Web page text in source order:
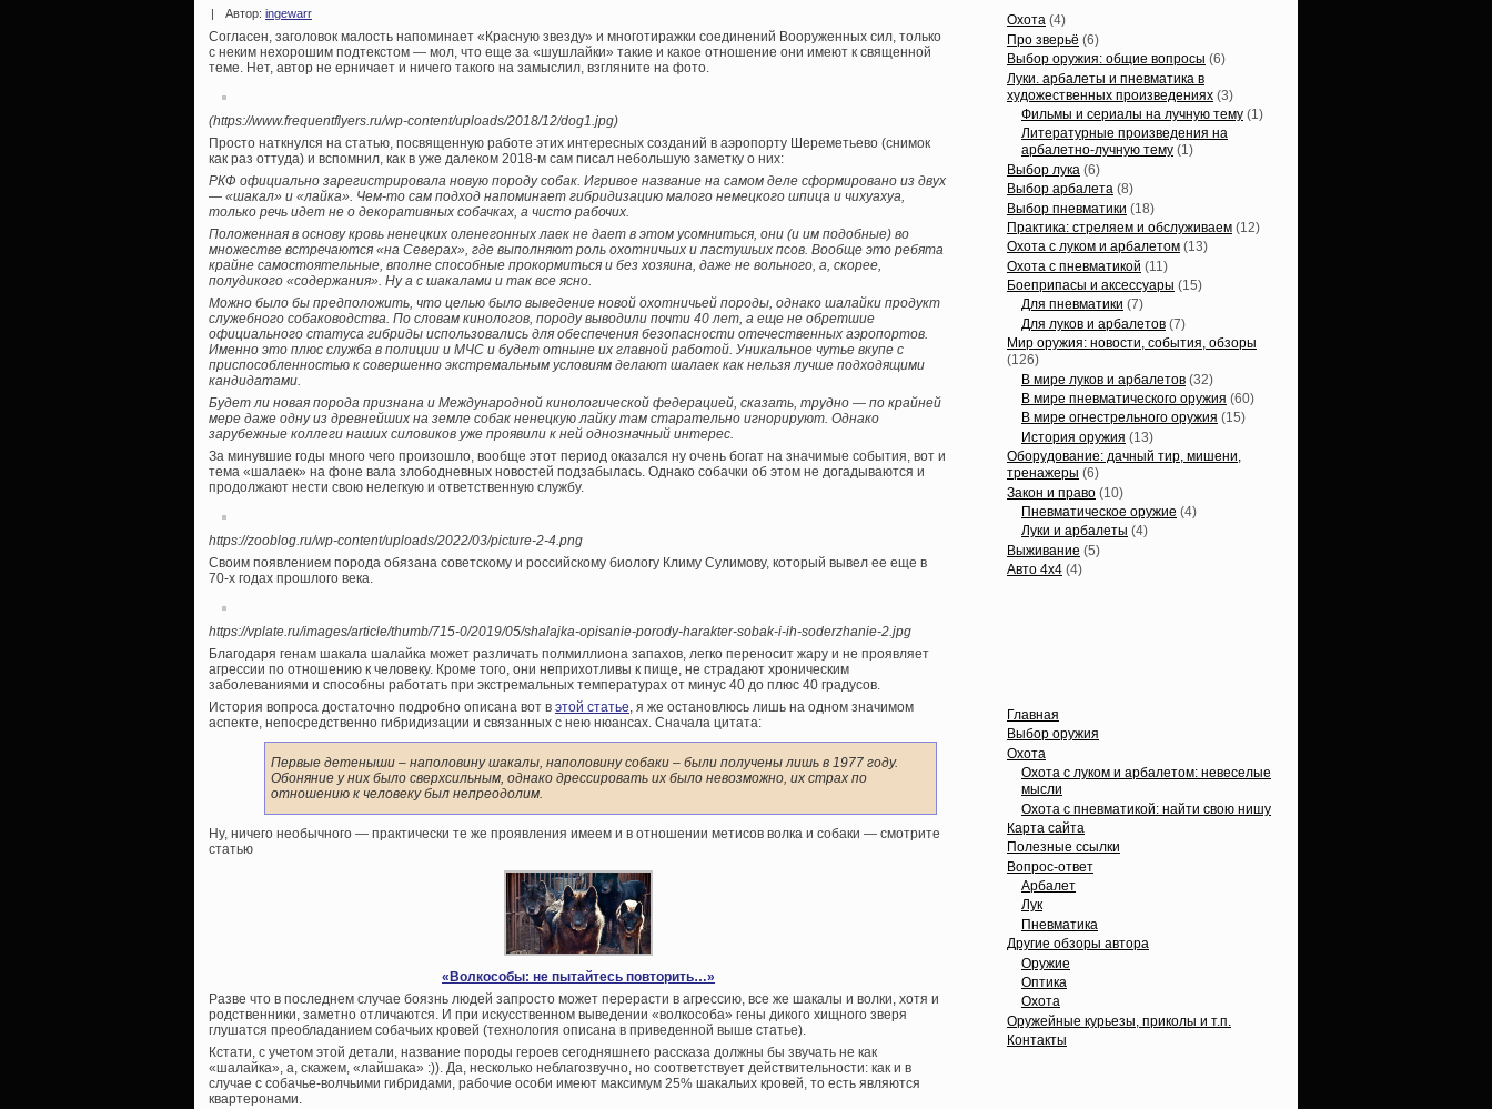
Автор: ingewarr
Согласен, заголовок малость напоминает «Красную звезду» и многотиражки соединений Вооруженных сил, только
с неким нехорошим подтекстом — мол, что еще за «шушлайки» такие и какое отношение они имеют к священной
теме. Нет, автор не ерничает и ничего такого на замыслил, взгляните на фото.
(https://www.frequentflyers.ru/wp-content/uploads/2018/12/dog1.jpg)
Просто наткнулся на статью, посвященную работе этих интересных созданий в аэропорту Шереметьево (снимок
как раз оттуда) и вспомнил, как в уже далеком 2018-м сам писал небольшую заметку о них:
РКФ официально зарегистрировала новую породу собак. Игривое название на самом деле сформировано из двух
— «шакал» и «лайка». Чем-то сам подход напоминает гибридизацию малого немецкого шпица и чихуахуа,
только речь идет не о декоративных собачках, а чисто рабочих.
Положенная в основу кровь ненецких оленегонных лаек не дает в этом усомниться, они (и им подобные) во
множестве встречаются «на Северах», где выполняют роль охотничьих и пастушьих псов. Вообще это ребята
крайне самостоятельные, вполне способные прокормиться и без хозяина, даже не вольного, а, скорее,
полудикого «содержания». Ну а с шакалами и так все ясно.
Можно было бы предположить, что целью было выведение новой охотничьей породы, однако шалайки продукт
служебного собаководства. По словам кинологов, породу выводили почти 40 лет, а еще не обретшие
официального статуса гибриды использовались для обеспечения безопасности отечественных аэропортов.
Именно это плюс служба в полиции и МЧС и будет отныне их главной работой. Уникальное чутье вкупе с
приспособленностью к совершенно экстремальным условиям делают шалаек как нельзя лучше подходящими
кандидатами.
Будет ли новая порода признана и Международной кинологической федерацией, сказать, трудно — по крайней
мере даже одну из древнейших на земле собак ненецкую лайку там старательно игнорируют. Однако
зарубежные коллеги наших силовиков уже проявили к ней однозначный интерес.
За минувшие годы много чего произошло, вообще этот период оказался ну очень богат на значимые события, вот и
тема «шалаек» на фоне вала злободневных новостей подзабылась. Однако собачки об этом не догадываются и
продолжают нести свою нелегкую и ответственную службу.
https://zooblog.ru/wp-content/uploads/2022/03/picture-2-4.png
Своим появлением порода обязана советскому и российскому биологу Климу Сулимову, который вывел ее еще в
70-х годах прошлого века.
https://vplate.ru/images/article/thumb/715-0/2019/05/shalajka-opisanie-porody-harakter-sobak-i-ih-soderzhanie-2.jpg
Благодаря генам шакала шалайка может различать полмиллиона запахов, легко переносит жару и не проявляет
агрессии по отношению к человеку. Кроме того, они неприхотливы к пище, не страдают хроническим
заболеваниями и способны работать при экстремальных температурах от минус 40 до плюс 40 градусов.
История вопроса достаточно подробно описана вот в этой статье, я же остановлюсь лишь на одном значимом
аспекте, непосредственно гибридизации и связанных с нею нюансах. Сначала цитата:
Первые детеныши – наполовину шакалы, наполовину собаки – были получены лишь в 1977 году.
Обоняние у них было сверхсильным, однако дрессировать их было невозможно, их страх по
отношению к человеку был непреодолим.
Ну, ничего необычного — практически те же проявления имеем и в отношении метисов волка и собаки — смотрите
статью
«Волкособы: не пытайтесь повторить…»
Разве что в последнем случае боязнь людей запросто может перерасти в агрессию, все же шакалы и волки, хотя и
родственники, заметно отличаются. И при искусственном выведении «волкособа» гены дикого хищного зверя
глушатся преобладанием собачьих кровей (технология описана в приведенной выше статье).
Кстати, с учетом этой детали, название породы героев сегодняшнего рассказа должны бы звучать не как
«шалайка», а, скажем, «лайшака» :)). Да, несколько неблагозвучно, но соответствует действительности: как и в
случае с собачье-волчьими гибридами, рабочие особи имеют максимум 25% шакальих кровей, то есть являются
квартеронами.
Охота (4)
Про зверьё (6)
Выбор оружия: общие вопросы (6)
Луки. арбалеты и пневматика в
художественных произведениях (3)
Фильмы и сериалы на лучную тему (1)
Литературные произведения на
арбалетно-лучную тему (1)
Выбор лука (6)
Выбор арбалета (8)
Выбор пневматики (18)
Практика: стреляем и обслуживаем (12)
Охота с луком и арбалетом (13)
Охота с пневматикой (11)
Боеприпасы и аксессуары (15)
Для пневматики (7)
Для луков и арбалетов (7)
Мир оружия: новости, события, обзоры
(126)
В мире луков и арбалетов (32)
В мире пневматического оружия (60)
В мире огнестрельного оружия (15)
История оружия (13)
Оборудование: дачный тир, мишени,
тренажеры (6)
Закон и право (10)
Пневматическое оружие (4)
Луки и арбалеты (4)
Выживание (5)
Авто 4х4 (4)
Главная
Выбор оружия
Охота
Охота с луком и арбалетом: невеселые
мысли
Охота с пневматикой: найти свою нишу
Карта сайта
Полезные ссылки
Вопрос-ответ
Арбалет
Лук
Пневматика
Другие обзоры автора
Оружие
Оптика
Охота
Оружейные курьезы, приколы и т.п.
Контакты